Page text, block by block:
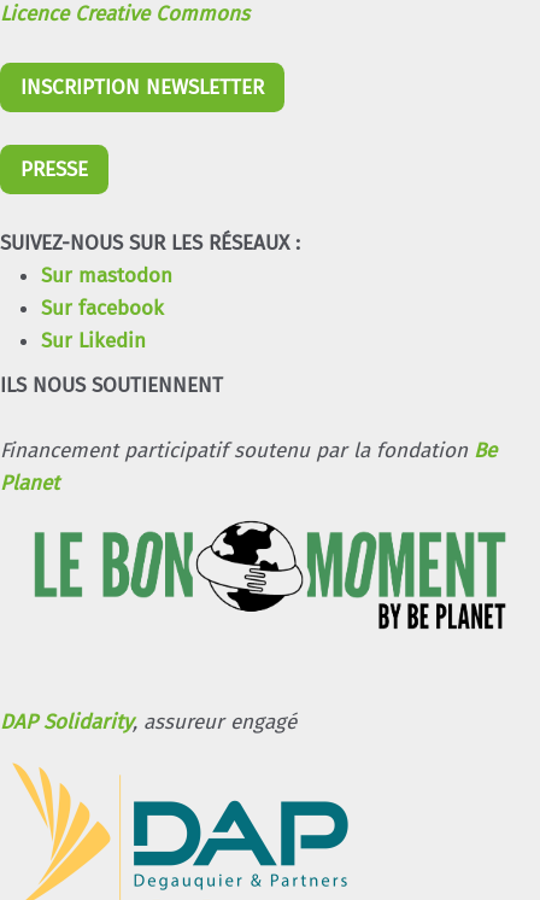
Licence Creative Commons
INSCRIPTION NEWSLETTER
PRESSE
SUIVEZ-NOUS SUR LES RÉSEAUX :
Sur mastodon
Sur facebook
Sur Likedin
ILS NOUS SOUTIENNENT
Financement participatif soutenu par la fondation Be
Planet
DAP Solidarity, assureur engagé